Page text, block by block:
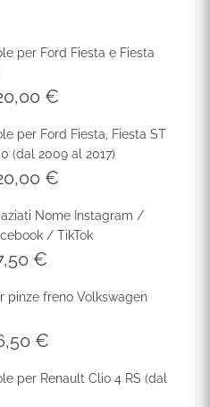
per Ford Fiesta e Fiesta
€
per Ford Fiesta, Fiesta ST
(dal 2009 al 2017)
€
Nome Instagram /
/ TikTok
€
pinze freno Volkswagen
€
per Renault Clio 4 RS (dal